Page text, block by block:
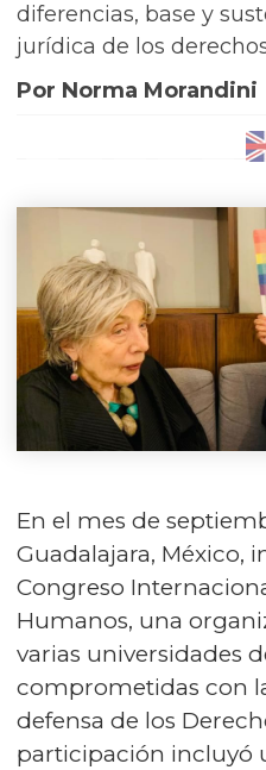
diferencias, base y
jurídica de los
Por Norma Morandini
En el mes de
Guadalajara, México,
Congreso
Humanos, una
varias universidades
comprometidas con
defensa de los
participación incluyó